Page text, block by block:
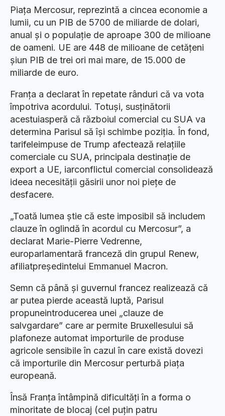
Piața Mercosur, reprezintă a cincea economie a
lumii, cu un PIB de 5700 de miliarde de dolari,
anual și o populație de aproape 300 de milioane
de oameni. UE are 448 de milioane de cetățeni
șiun PIB de trei ori mai mare, de 15.000 de
miliarde de euro.
Franța a declarat în repetate rânduri că va vota
împotriva acordului. Totuși, susținătorii
acestuiasperă că războiul comercial cu SUA va
determina Parisul să își schimbe poziția. În fond,
tarifeleimpuse de Trump afectează relațiile
comerciale cu SUA, principala destinație de
export a UE, iarconflictul comercial consolidează
ideea necesității găsirii unor noi piețe de
desfacere.
„Toată lumea știe că este imposibil să includem
clauze în oglindă în acordul cu Mercosur”, a
declarat Marie-Pierre Vedrenne,
europarlamentară franceză din grupul Renew,
afiliatpreședintelui Emmanuel Macron.
Semn că până și guvernul francez realizează că
ar putea pierde această luptă, Parisul
propuneintroducerea unei „clauze de
salvgardare” care ar permite Bruxellesului să
plafoneze automat importurile de produse
agricole sensibile în cazul în care există dovezi
că importurile din Mercosur perturbă piața
europeană.
Însă Franța întâmpină dificultăți în a forma o
minoritate de blocaj (cel puțin patru